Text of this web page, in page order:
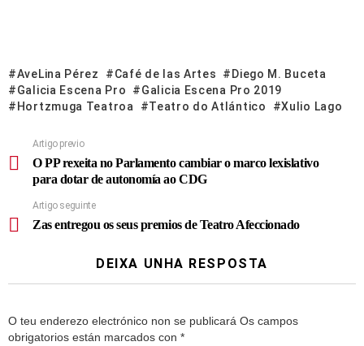
AveLina Pérez Café de las Artes
Diego M. Buceta
Galicia Escena Pro
Galicia Escena Pro 2019
Hortzmuga Teatroa
Teatro do Atlántico Xulio Lago
Artigo previo
O PP rexeita no Parlamento cambiar o marco lexislativo
para dotar de autonomía ao CDG
Artigo seguinte
Zas entregou os seus premios de Teatro Afeccionado
DEIXA UNHA RESPOSTA
O teu enderezo electrónico non se publicará Os campos
obrigatorios están marcados con *